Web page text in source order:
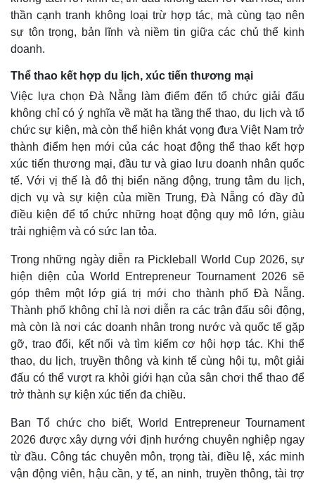
thần cạnh tranh không loại trừ hợp tác, mà cùng tạo nên
sự tôn trọng, bản lĩnh và niềm tin giữa các chủ thể kinh
doanh.
Thể thao kết hợp du lịch, xúc tiến thương mại
Việc lựa chọn Đà Nẵng làm điểm đến tổ chức giải đấu
không chỉ có ý nghĩa về mặt hạ tầng thể thao, du lịch và tổ
chức sự kiện, mà còn thể hiện khát vọng đưa Việt Nam trở
thành điểm hẹn mới của các hoạt động thể thao kết hợp
xúc tiến thương mại, đầu tư và giao lưu doanh nhân quốc
tế. Với vị thế là đô thị biển năng động, trung tâm du lịch,
dịch vụ và sự kiện của miền Trung, Đà Nẵng có đầy đủ
điều kiện để tổ chức những hoạt động quy mô lớn, giàu
trải nghiệm và có sức lan tỏa.
Trong những ngày diễn ra Pickleball World Cup 2026, sự
hiện diện của World Entrepreneur Tournament 2026 sẽ
góp thêm một lớp giá trị mới cho thành phố Đà Nẵng.
Thành phố không chỉ là nơi diễn ra các trận đấu sôi động,
mà còn là nơi các doanh nhân trong nước và quốc tế gặp
gỡ, trao đổi, kết nối và tìm kiếm cơ hội hợp tác. Khi thể
thao, du lịch, truyền thông và kinh tế cùng hội tụ, một giải
đấu có thể vượt ra khỏi giới hạn của sân chơi thể thao để
trở thành sự kiện xúc tiến đa chiều.
Ban Tổ chức cho biết, World Entrepreneur Tournament
2026 được xây dựng với định hướng chuyên nghiệp ngay
từ đầu. Công tác chuyên môn, trọng tài, điều lệ, xác minh
vận động viên, hậu cần, y tế, an ninh, truyền thông, tài trợ